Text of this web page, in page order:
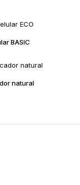
BASIC
natural